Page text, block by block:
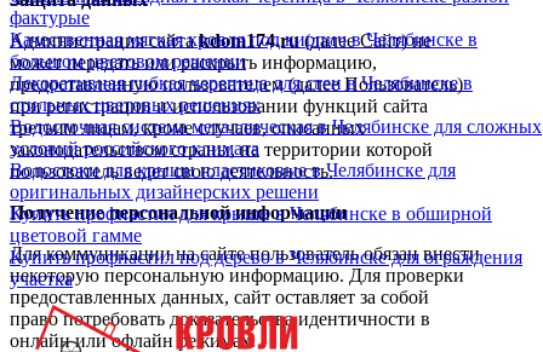
фактурые
Качественная мягкая кровля под кирпич в Челябинске в
большом цветовом решении
Декоративная гибкая черепица для стен в Челябинске в
стильных цветовых решениях
Водосточная система металлическая в Челябинске для сложных
условий российского климата
Водостоки для крыши пластиковые в Челябинске для
оригинальных дизайнерских решени
Купить профнастил для крыши в Челябинске в обширной
цветовой гамме
Купить профнастил под дерево в Челябинске для ограждения
участка
Администрация сайтаkdom174.ru(далее Сайт) не
может передать или раскрыть информацию,
предоставленную пользователем (далее Пользователь)
при регистрации и использовании функций сайта
третьим лицам, кроме случаев, описанных
законодательством страны, на территории которой
пользователь ведет свою деятельность.
Получение персональной информации
Для коммуникации на сайте пользователь обязан внести
некоторую персональную информацию. Для проверки
предоставленных данных, сайт оставляет за собой
право потребовать доказательства идентичности в
онлайн или офлайн режимах.